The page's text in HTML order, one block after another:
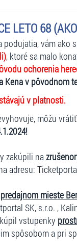
LETO 68
podujatia, vám ako
, ktoré sa malo
ochorenia
Kena v pôvodnom
v platnosti.
môžu
zakúpili na
adresu:
mieste
SK, s.r.o. ,
vstupenky
spôsobom a pri